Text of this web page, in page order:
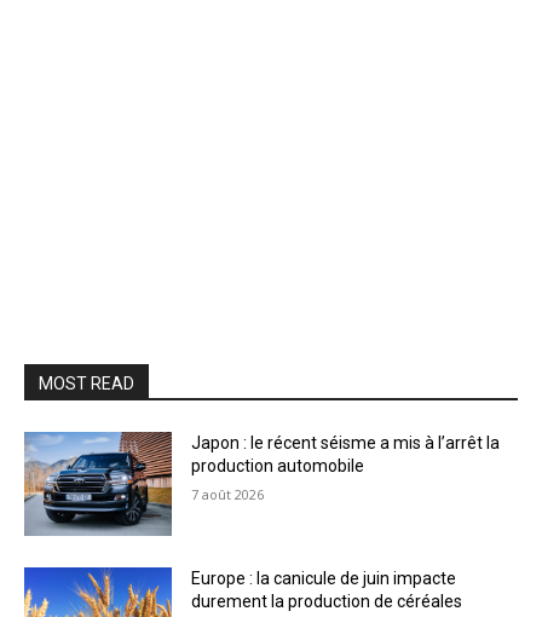
MOST READ
Japon : le récent séisme a mis à l’arrêt la
production automobile
7 août 2026
Europe : la canicule de juin impacte
durement la production de céréales